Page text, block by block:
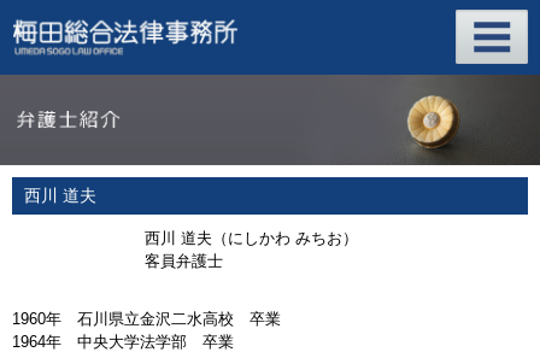
西川 道夫
西川 道夫（にしかわ みちお）
客員弁護士
1960年 石川県立金沢二水高校 卒業
1964年 中央大学法学部 卒業